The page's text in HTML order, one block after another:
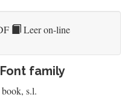
Leer on-line
family
s.l.